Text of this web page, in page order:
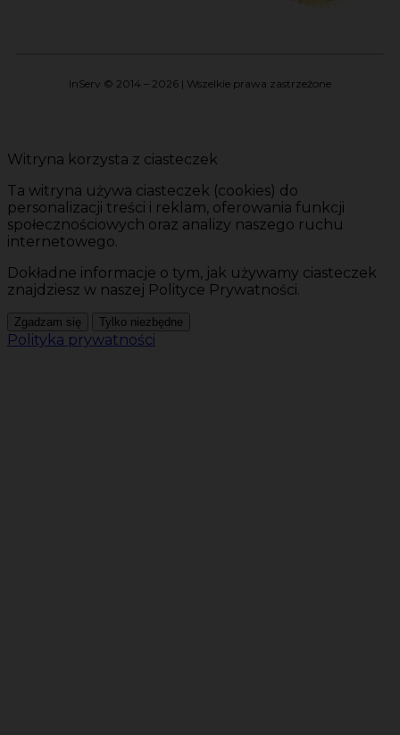
InServ © 2014 – 2026 | Wszelkie prawa zastrzeżone
Witryna korzysta z ciasteczek
Ta witryna używa ciasteczek (cookies) do
personalizacji treści i reklam, oferowania funkcji
społecznościowych oraz analizy naszego ruchu
internetowego.
Dokładne informacje o tym, jak używamy ciasteczek
znajdziesz w naszej Polityce Prywatności.
Zgadzam się Tylko niezbędne
Polityka prywatności